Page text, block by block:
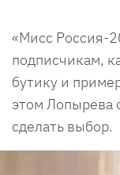
«Мисс Россия-
подписчикам,
бутику и
этом Лопырева
сделать выбор.